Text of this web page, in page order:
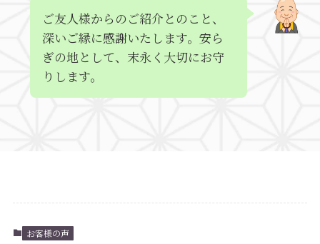
ご友人様からのご紹介とのこと、
深いご縁に感謝いたします。安ら
ぎの地として、末永く大切にお守
りします。
お客様の声